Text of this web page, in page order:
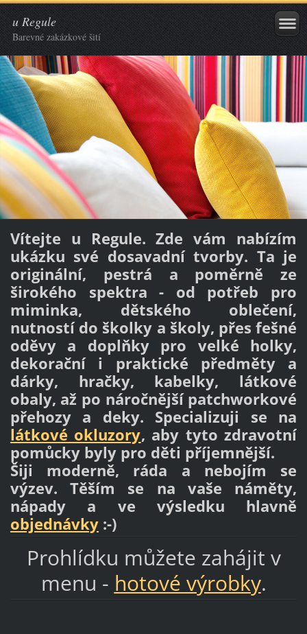
u Regule
Barevné zakázkové šití
Vítejte u Regule. Zde vám nabízím
ukázku své dosavadní tvorby. Ta je
originální, pestrá a poměrně ze
širokého spektra - od potřeb pro
miminka, dětského oblečení,
nutností do školky a školy, přes fešné
oděvy a doplňky pro velké holky,
dekorační i praktické předměty a
dárky, hračky, kabelky, látkové
obaly, až po náročnější patchworkové
přehozy a deky. Specializuji se na
látkové okluzory, aby tyto zdravotní
pomůcky byly pro děti příjemnější.
Šiji moderně, ráda a nebojím se
výzev. Těším se na vaše náměty,
nápady a ve výsledku hlavně
objednávky:-)
Prohlídku můžete zahájit v
menu - hotové výrobky.